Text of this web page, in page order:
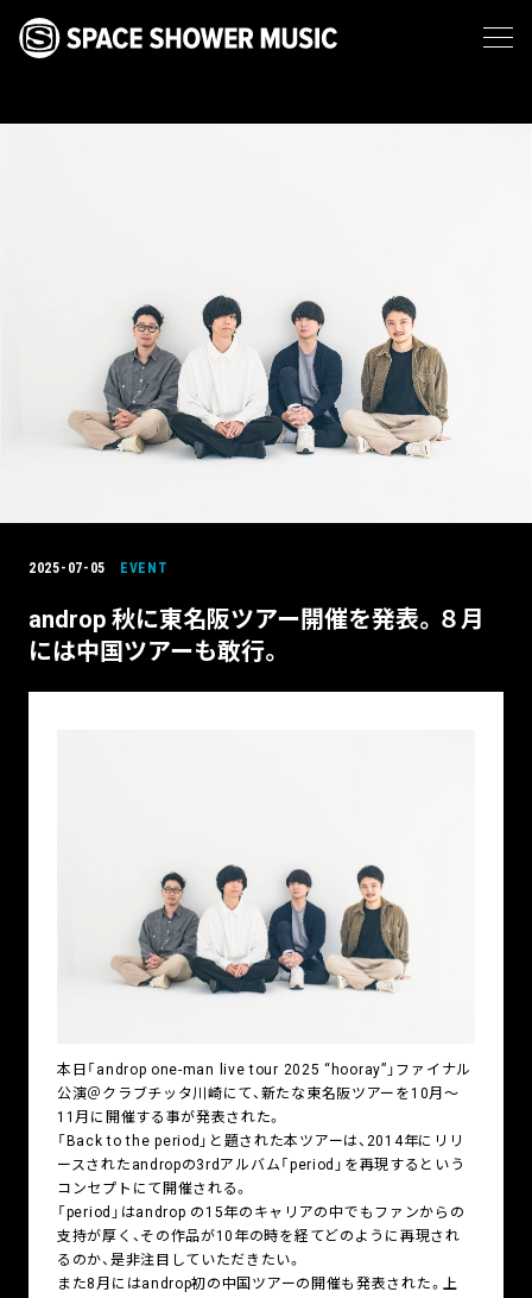
2025-07-05 EVENT
androp 秋に東名阪ツアー開催を発表。８月
には中国ツアーも敢行。
本日「androp one-man live tour 2025 “hooray”」ファイナル
公演＠クラブチッタ川崎にて、新たな東名阪ツアーを10月～
11月に開催する事が発表された。
「Back to the period」と題された本ツアーは、2014年にリリ
ースされたandropの3rdアルバム「period」を再現するという
コンセプトにて開催される。
「period」はandrop の15年のキャリアの中でもファンからの
支持が厚く、その作品が10年の時を経てどのように再現され
るのか、是非注目していただきたい。
また8月にはandrop初の中国ツアーの開催も発表された。上